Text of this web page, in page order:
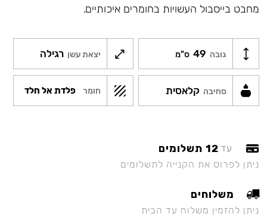
מחבט בייסבול העשויות בחומרים איכותיים.
גובה 49 ס"מ יצאת עשן רגילה
סחיבה קלאסית חומר פלדת אל חלד
עד 12 תשלומים
ניתן לפרוס את הקנייה לתשלומים
משלוחים
ניתן להזמין משלוח עד הבית